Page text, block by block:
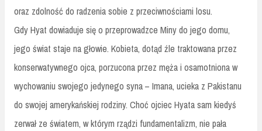
oraz zdolność do radzenia sobie z przeciwnościami losu.
Gdy Hyat dowiaduje się o przeprowadzce Miny do jego domu,
jego świat staje na głowie. Kobieta, dotąd źle traktowana przez
konserwatywnego ojca, porzucona przez męża i osamotniona w
wychowaniu swojego jedynego syna – Imana, ucieka z Pakistanu
do swojej amerykańskiej rodziny. Choć ojciec Hyata sam kiedyś
zerwał ze światem, w którym rządzi fundamentalizm, nie pała